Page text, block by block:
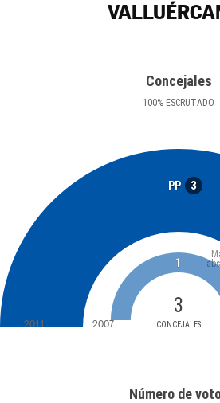
Concejales
100% ESCRUTADO
PP 3
3
CONCEJALES
1
2011 2007
Número de